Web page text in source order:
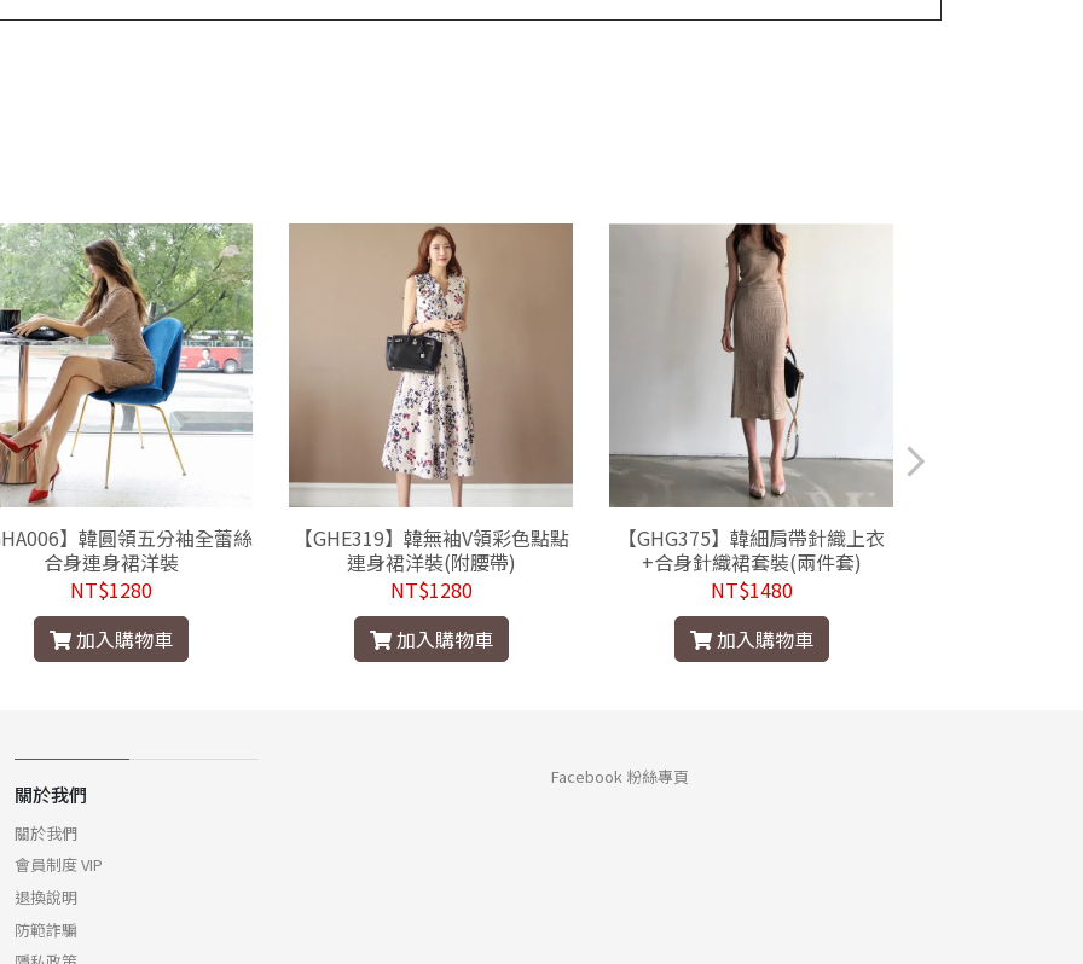
】韓圓領五分袖全蕾絲
合身連身裙洋裝
NT$1280
加入購物車
【GHE319】韓無袖V領彩色點點
連身裙洋裝(附腰帶)
NT$1280
加入購物車
【GHG375】韓細肩帶針織上衣
+合身針織裙套裝(兩件套)
NT$1480
加入購物車
關於我們
關於我們
會員制度 VIP
退換說明
防範詐騙
Facebook 粉絲專頁